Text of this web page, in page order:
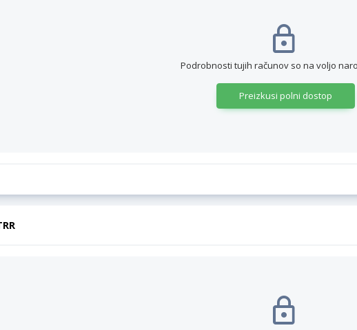
Podrobnosti tujih računov so na voljo
Preizkusi polni dostop